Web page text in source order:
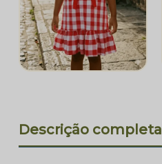
Descrição completa